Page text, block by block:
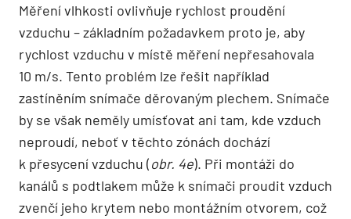
Měření vlhkosti ovlivňuje rychlost proudění
vzduchu – základním požadavkem proto je, aby
rychlost vzduchu v místě měření nepřesahovala
10 m/s. Tento problém lze řešit například
zastíněním snímače děrovaným plechem. Snímače
by se však neměly umísťovat ani tam, kde vzduch
neproudí, neboť v těchto zónách dochází
k přesycení vzduchu (obr. 4e). Při montáži do
kanálů s podtlakem může k snímači proudit vzduch
zvenčí jeho krytem nebo montážním otvorem, což